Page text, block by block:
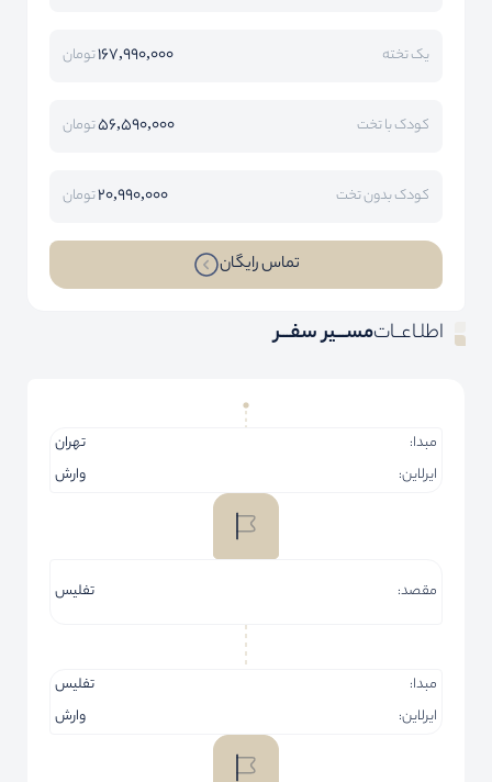
یک تخته 167,990,000تومان
کودک با تخت 56,590,000تومان
کودک بدون تخت 20,990,000تومان
تماس رایگان
اطلـاعــاتمســـیر سفـــر
مبدا:
تهران
ایرلاین:
وارش
مقصد: تفلیس
مبدا:
تفلیس
ایرلاین:
وارش